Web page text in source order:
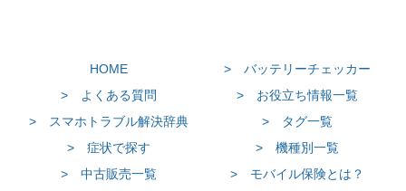
HOME
> バッテリーチェッカー
> よくある質問
> お役立ち情報一覧
> スマホトラブル解決辞典
> タグ一覧
> 症状で探す
> 機種別一覧
> 中古販売一覧
> モバイル保険とは？